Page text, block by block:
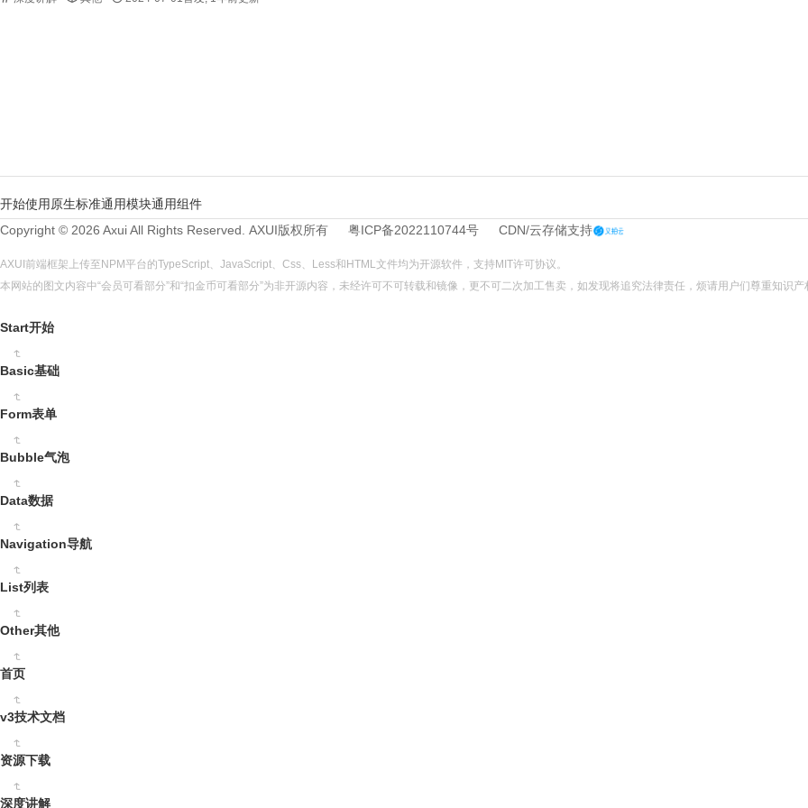
开始使用 原生标准通用模块通用组件
Copyright © 2026 Axui All Rights Reserved. AXUI版权所有 粤ICP备2022110744号 CDN/云存储支持
AXUI前端框架上传至NPM平台的TypeScript、JavaScript、Css、Less和HTML文件均为开源软件，支持MIT许可协议。
本网站的图文内容中“会员可看部分”和“扣金币可看部分”为非开源内容，未经许可不可转载和镜像，更不可二次加工售卖，如发现将追究法律责任，烦请用户们尊重知识产
Start开始
Basic基础
Form表单
Bubble气泡
Data数据
Navigation导航
List列表
Other其他
首页
v3技术文档
资源下载
深度讲解